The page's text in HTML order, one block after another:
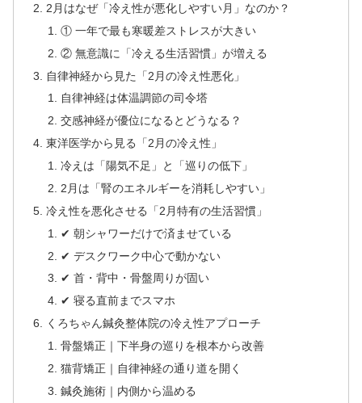
2月はなぜ「冷え性が悪化しやすい月」なのか？
① 一年で最も寒暖差ストレスが大きい
② 無意識に「冷える生活習慣」が増える
自律神経から見た「2月の冷え性悪化」
自律神経は体温調節の司令塔
交感神経が優位になるとどうなる？
東洋医学から見る「2月の冷え性」
冷えは「陽気不足」と「巡りの低下」
2月は「腎のエネルギーを消耗しやすい」
冷え性を悪化させる「2月特有の生活習慣」
✔ 朝シャワーだけで済ませている
✔ デスクワーク中心で動かない
✔ 首・背中・骨盤周りが固い
✔ 寝る直前までスマホ
くろちゃん鍼灸整体院の冷え性アプローチ
骨盤矯正｜下半身の巡りを根本から改善
猫背矯正｜自律神経の通り道を開く
鍼灸施術｜内側から温める